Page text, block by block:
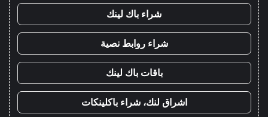
شراء باك لينك
شراء روابط نصية
باقات باك لينك
اشراق لنك، شراء باكلينكات